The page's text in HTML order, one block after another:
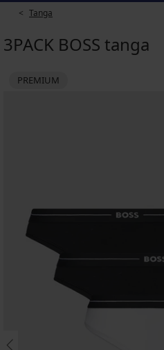
Tanga
3PACK BOSS tanga
PREMIUM